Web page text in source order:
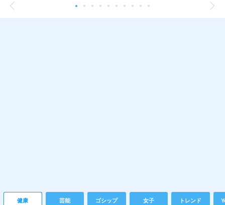
健康 芸能 ゴシップ 女子 トレンド